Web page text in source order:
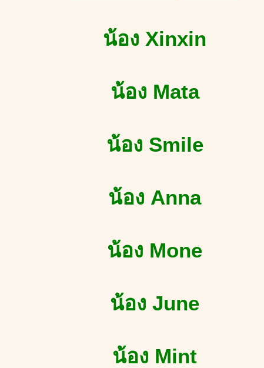
น้อง Xinxin
น้อง Mata
น้อง Smile
น้อง Anna
น้อง Mone
น้อง June
น้อง Mint